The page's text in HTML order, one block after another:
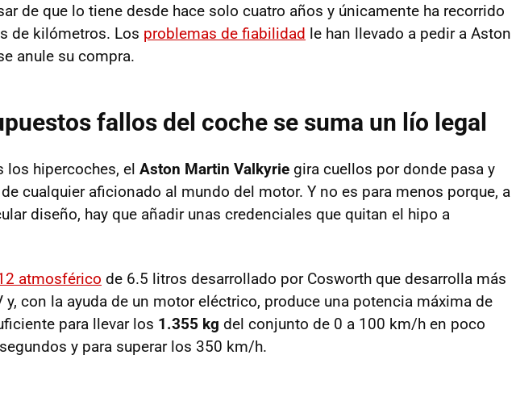
de que lo tiene desde hace solo cuatro años y únicamente ha recorrido
de kilómetros. Los problemas de fiabilidad le han llevado a pedir a Aston
anule su compra.
fallos del coche se suma un lío legal
los hipercoches, el Aston Martin Valkyrie gira cuellos por donde pasa y
cualquier aficionado al mundo del motor. Y no es para menos porque, a
diseño, hay que añadir unas credenciales que quitan el hipo a
atmosférico de 6.5 litros desarrollado por Cosworth que desarrolla más
y, con la ayuda de un motor eléctrico, produce una potencia máxima de
para llevar los 1.355 kg del conjunto de 0 a 100 km/h en poco
y para superar los 350 km/h.